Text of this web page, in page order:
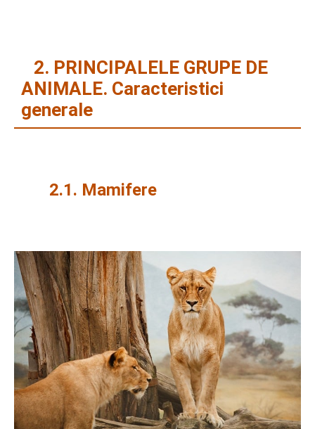
2. PRINCIPALELE GRUPE DE
ANIMALE. Caracteristici
generale
2.1. Mamifere